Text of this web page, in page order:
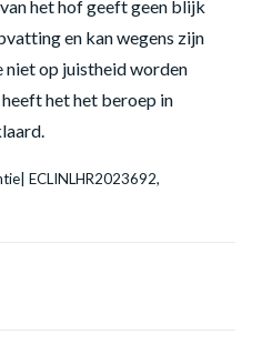
het hof geeft geen blijk
en kan wegens zijn
op juistheid worden
het het beroep in
ECLINLHR2023692,